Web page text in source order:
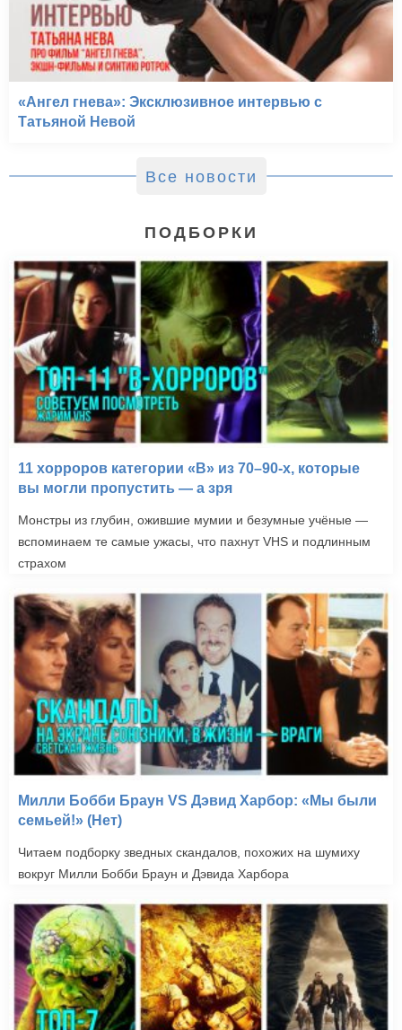
«Ангел гнева»: Эксклюзивное интервью с
Татьяной Невой
Все новости
ПОДБОРКИ
11 хорроров категории «B» из 70–90-х, которые
вы могли пропустить — а зря
Монстры из глубин, ожившие мумии и безумные учёные —
вспоминаем те самые ужасы, что пахнут VHS и подлинным
страхом
Милли Бобби Браун VS Дэвид Харбор: «Мы были
семьей!» (Нет)
Читаем подборку зведных скандалов, похожих на шумиху
вокруг Милли Бобби Браун и Дэвида Харбора